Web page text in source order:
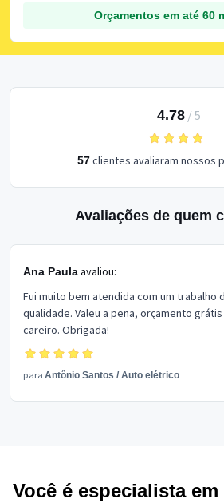
Orçamentos em até 60
4.78/ 5
57clientes avaliaram nossos
Avaliações de quem
Ana Paulaavaliou:
Fui muito bem atendida com um trabalho
qualidade. Valeu a pena, orçamento
careiro. Obrigada!
para Antônio Santos / Auto elétrico
Você é especialista em